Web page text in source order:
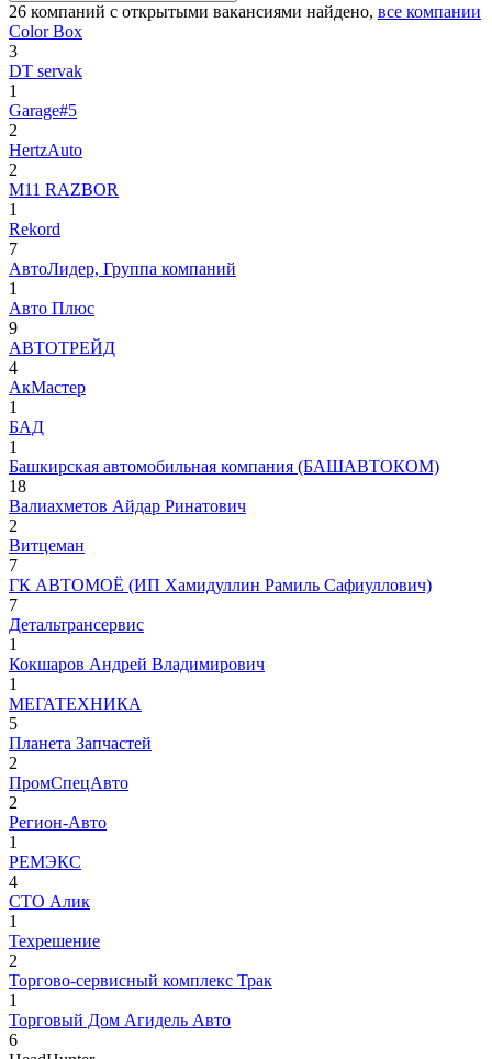
26 компаний с открытыми вакансиями найдено, все компании
Color Box
3
DT servak
1
Garage#5
2
HertzAuto
2
M11 RAZBOR
1
Rekord
7
АвтоЛидер, Группа компаний
1
Авто Плюс
9
АВТОТРЕЙД
4
АкМастер
1
БАД
1
Башкирская автомобильная компания (БАШАВТОКОМ)
18
Валиахметов Айдар Ринатович
2
Витцеман
7
ГК АВТОМОЁ (ИП Хамидуллин Рамиль Сафиуллович)
7
Детальтрансервис
1
Кокшаров Андрей Владимирович
1
МЕГАТЕХНИКА
5
Планета Запчастей
2
ПромСпецАвто
2
Регион-Авто
1
РЕМЭКС
4
СТО Алик
1
Техрешение
2
Торгово-сервисный комплекс Трак
1
Торговый Дом Агидель Авто
6